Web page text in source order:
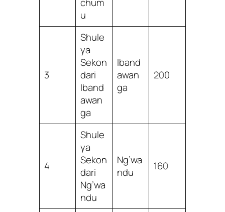
u
3
Shule
ya
Sekon
dari
Iband
awan
ga
Iband
awan
ga
200
4
Shule
ya
Sekon
dari
Ng’wa
ndu
Ng’wa
ndu
160